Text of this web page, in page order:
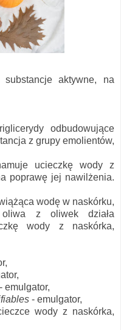
substancje aktywne, na
odbudowujące
z grupy emolientów,
ucieczkę wody z
poprawę jej nawilżenia.
wodę w naskórku,
z oliwek działa
wody z naskórka,
- emulgator,
- emulgator,
wody z naskórka,